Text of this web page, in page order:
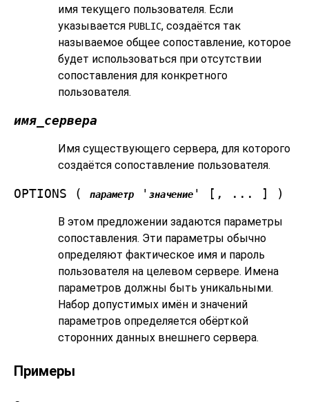
имя текущего пользователя. Если
указывается PUBLIC, создаётся так
называемое общее сопоставление, которое
будет использоваться при отсутствии
сопоставления для конкретного
пользователя.
имя_сервера
Имя существующего сервера, для которого
создаётся сопоставление пользователя.
OPTIONS ( параметр ' значение ' [, ... ] )
В этом предложении задаются параметры
сопоставления. Эти параметры обычно
определяют фактическое имя и пароль
пользователя на целевом сервере. Имена
параметров должны быть уникальными.
Набор допустимых имён и значений
параметров определяется обёрткой
сторонних данных внешнего сервера.
Примеры